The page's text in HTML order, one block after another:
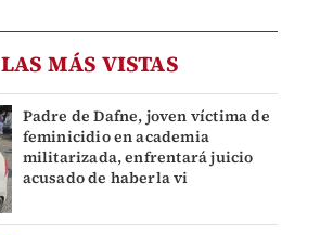
LAS MÁS VISTAS
Padre de Dafne, joven víctima de
feminicidio en academia
militarizada, enfrentará juicio
acusado de haberla vi